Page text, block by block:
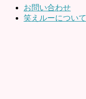
お問い合わせ
笑えルーについて